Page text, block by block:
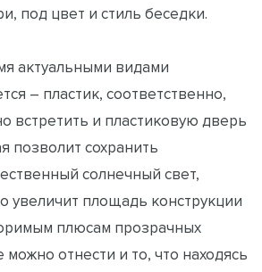
под цвет и стиль беседки.
актуальными видами
– пластик, соответственно,
встретить и пластиковую дверь
позволит сохранить
солнечный свет,
увеличит площадь конструкции
плюсам прозрачных
отнести и то, что находясь